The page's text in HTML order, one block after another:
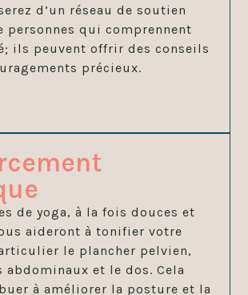
d’un réseau de soutien
personnes qui comprennent
ils peuvent offrir des conseils
précieux.
de yoga, à la fois douces et
aideront à tonifier votre
le plancher pelvien,
abdominaux et le dos. Cela
à améliorer la posture et la